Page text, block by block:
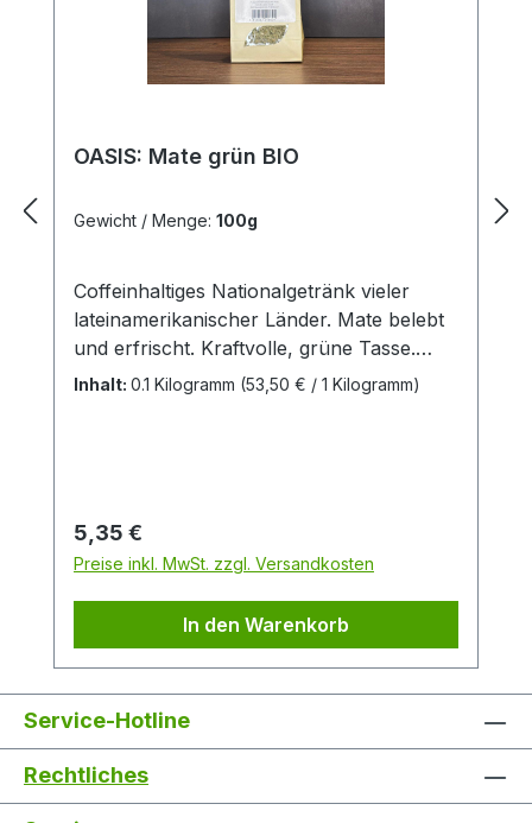
OASIS: Mate grün BIO
Gewicht / Menge: 100g
Coffeinhaltiges Nationalgetränk vieler
lateinamerikanischer Länder. Mate belebt
und erfrischt. Kraftvolle, grüne Tasse.
Mildrauchiges Aroma.Zutaten:Mate aus
Inhalt: 0.1 Kilogramm (53,50 € / 1 Kilogramm)
Regulärer Preis:
5,35 €
Preise inkl. MwSt. zzgl. Versandkosten
In den Warenkorb
Service-Hotline
Rechtliches